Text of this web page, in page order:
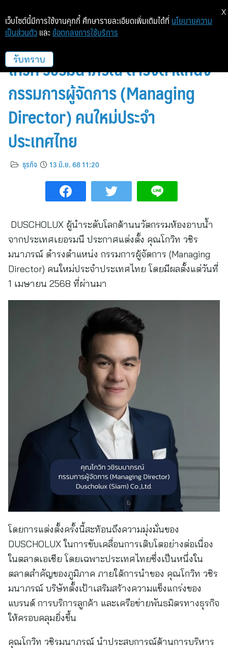
DUSCHOLUX ประกาศแต่งตั้งคุณ
โกวิท วชิรมนาภรณ์ ดำรงตำแหน่ง
กรรมการผู้จัดการ (Managing
Director) คนใหม่ประจำ
ประเทศไทย
ธุรกิจ 13 มิ.ย. 68 11:20
DUSCHOLUX ผู้นำระดับโลกด้านนวัตกรรมห้องอาบน้ำ
จากประเทศเยอรมนี ประกาศแต่งตั้ง คุณโกวิท วชิร
มนาภรณ์ ดำรงตำแหน่ง กรรมการผู้จัดการ (Managing
Director) คนใหม่ประจำประเทศไทย โดยมีผลตั้งแต่วันที่
1 เมษายน 2568 ที่ผ่านมา
โดยการแต่งตั้งครั้งนี้สะท้อนถึงความมุ่งมั่นของ
DUSCHOLUX ในการขับเคลื่อนการเติบโตอย่างต่อเนื่อง
ในตลาดเอเชีย โดยเฉพาะประเทศไทยซึ่งเป็นหนึ่งใน
ตลาดสำคัญของภูมิภาค ภายใต้การนำของ คุณโกวิท วชิร
มนาภรณ์ บริษัทตั้งเป้าเสริมสร้างความแข็งแกร่งของ
แบรนด์ การบริการลูกค้า และเครือข่ายพันธมิตรทางธุรกิจ
ให้ครอบคลุมยิ่งขึ้น
คุณโกวิท วชิรมนาภรณ์ นำประสบการณ์ด้านการบริหาร
เว็บไซต์นี้มีการใช้งานคุกกี้ ศึกษารายละเอียดเพิ่มเติมได้ที่ นโยบายความ
เป็นส่วนตัว และ ข้อตกลงการใช้บริการ
รับทราบ
X